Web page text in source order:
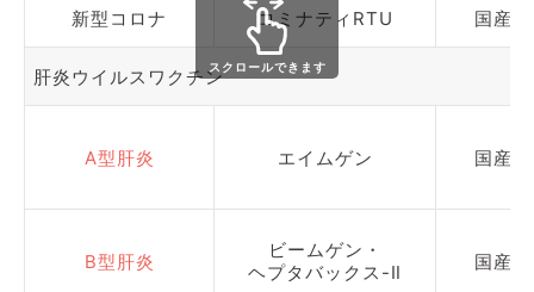
新型コロナ コミナティRTU 国産
肝炎ウイルスワクチン
A型肝炎 エイムゲン 国産
B型肝炎
ビームゲン・
ヘプタバックス-Ⅱ
国産
スクロールできます